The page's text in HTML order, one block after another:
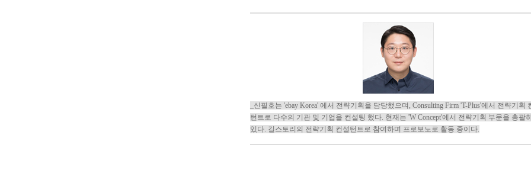
_신필호는 'ebay Korea' 에서 전략기획을 담당했으며, Consulting Firm 'T-Plus'에서 전략기획
턴트로 다수의 기관 및 기업을 컨설팅 했다. 현재는 'W Concept'에서 전략기획 부문을 총괄
있다. 길스토리의 전략기획 컨설턴트로 참여하며 프로보노로 활동 중이다.